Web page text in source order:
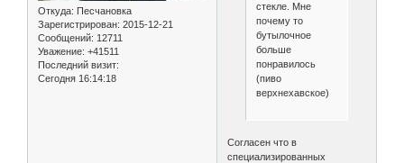
Откуда: Песчановка
Зарегистрирован: 2015-12-21
Сообщений: 12711
Уважение: +41511
Последний визит:
Сегодня 16:14:18
стекле. Мне
почему то
бутылочное
больше
понравилось
(пиво
верхнехавское)
Согласен что в
специализированных